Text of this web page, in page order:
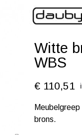
Witte
WBS
€ 110,51
brons.